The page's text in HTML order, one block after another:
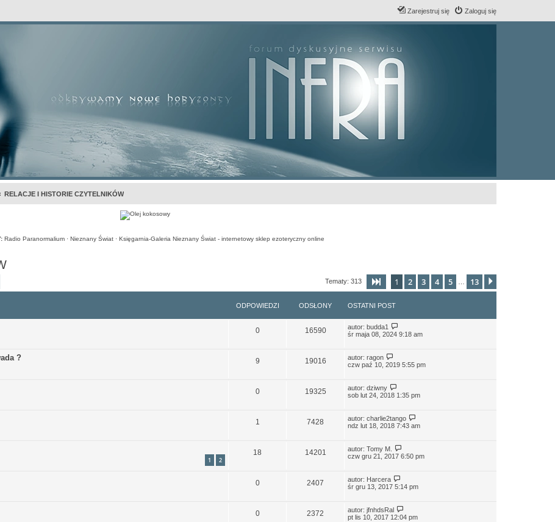
Zaloguj się
Zarejestruj się
RELACJE I HISTORIE CZYTELNIKÓW
Radio Paranormalium· Nieznany Świat· Księgarnia-Galeria Nieznany Świat - internetowy sklep ezoteryczny online
Tematy: 313 Strona1 z13
1 2 3 4 5 13
ODPOWIEDZI ODSŁONY OSTATNI POST
0 16590 autor: budda1
śr maja 08, 2024 9:18 am
? 9 19016 autor: ragon
czw paź 10, 2019 5:55 pm
0 19325 autor: dziwny
sob lut 24, 2018 1:35 pm
1 7428 autor: charlie2tango
ndz lut 18, 2018 7:43 am
1 2
18 14201 autor: Tomy M.
czw gru 21, 2017 6:50 pm
0 2407 autor: Harcera
śr gru 13, 2017 5:14 pm
0 2372 autor: jfnhdsRal
pt lis 10, 2017 12:04 pm